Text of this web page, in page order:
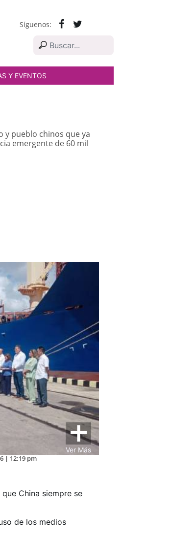
Síguenos:
Y EVENTOS
y pueblo chinos que ya
emergente de 60 mil
Ver Más
| 12:19 pm
China siempre se
de los medios